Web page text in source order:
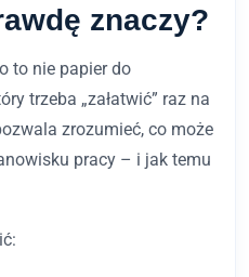
znaczy?
to nie papier do
trzeba „załatwić” raz na
zrozumieć, co może
pracy – i jak temu